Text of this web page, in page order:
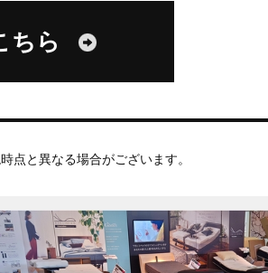
ちら
点と異なる場合がございます。